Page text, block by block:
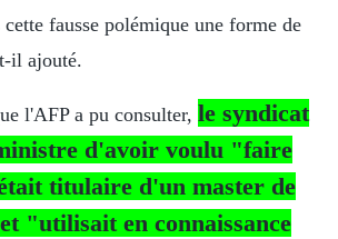
cette fausse polémique une forme de
il ajouté.
l'AFP a pu consulter, le syndicat
d'avoir voulu "faire
titulaire d'un master de
"utilisait en connaissance